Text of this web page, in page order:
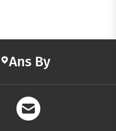
Ans By